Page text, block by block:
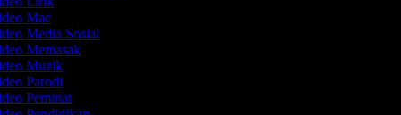
Mac
Media Sosial
Memasak
Muzik
Parodi
Peminat